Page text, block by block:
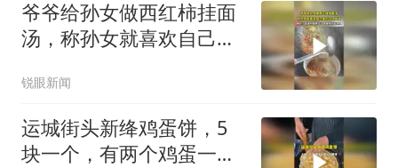
爷爷给孙女做西红柿挂面
汤，称孙女就喜欢自己做
锐眼新闻
运城街头新绛鸡蛋饼，5
块一个，有两个鸡蛋一张